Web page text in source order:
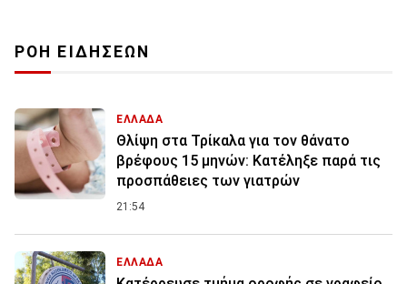
ΡΟΗ ΕΙΔΗΣΕΩΝ
ΕΛΛΑΔΑ
Θλίψη στα Τρίκαλα για τον θάνατο
βρέφους 15 μηνών: Κατέληξε παρά τις
προσπάθειες των γιατρών
21:54
ΕΛΛΑΔΑ